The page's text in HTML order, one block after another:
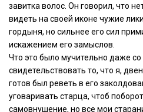
завитка волос. Он говорил, что
видеть на своей иконе чужие
гордыня, но сильнее его сил
искажением его замыслов.
Что это было мучительно даже
свидетельствовать то, что я,
готов был реветь в его
уговаривать старца, чтоб
самовнушение, но все мои